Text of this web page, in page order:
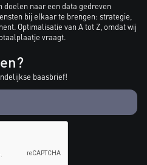
doelen naar een data gedreven
bij elkaar te brengen: strategie,
Optimalisatie van A tot Z, omdat wij
vraagt.
baasbrief!